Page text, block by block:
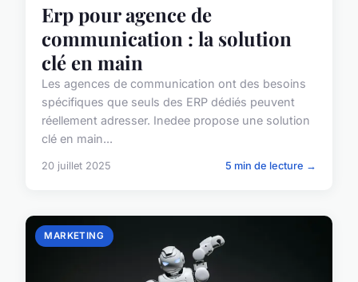
Erp pour agence de
communication : la solution
clé en main
Les agences de communication ont des besoins
spécifiques que seuls des ERP dédiés peuvent
réellement adresser. Inedee propose une solution
clé en main...
20 juillet 2025 5 min de lecture →
MARKETING